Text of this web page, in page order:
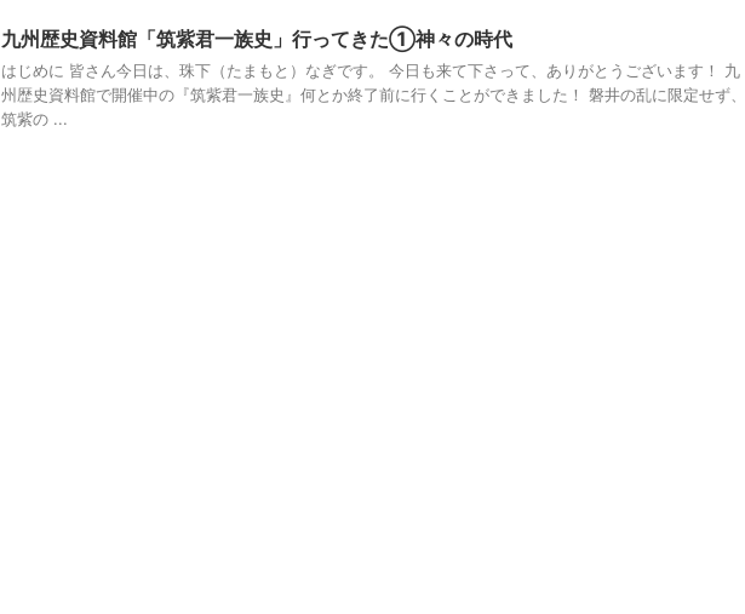
九州歴史資料館「筑紫君一族史」行ってきた①神々の時代
はじめに 皆さん今日は、珠下（たまもと）なぎです。 今日も来て下さって、ありがとうございます！ 九
州歴史資料館で開催中の『筑紫君一族史』何とか終了前に行くことができました！ 磐井の乱に限定せず、
筑紫の ...